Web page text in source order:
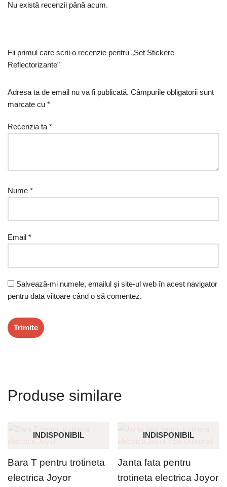
Nu există recenzii până acum.
Fii primul care scrii o recenzie pentru „Set Stickere
Reflectorizante”
Adresa ta de email nu va fi publicată. Câmpurile obligatorii sunt
marcate cu *
Recenzia ta *
Nume *
Email *
Salvează-mi numele, emailul și site-ul web în acest navigator
pentru data viitoare când o să comentez.
Produse similare
INDISPONIBIL
Bara T pentru trotineta
electrica Joyor
INDISPONIBIL
Janta fata pentru
trotineta electrica Joyor